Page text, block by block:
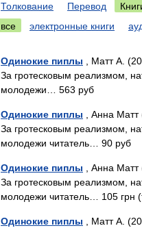
Толкование Перевод
все
электронные книги
Одинокие пиплы , Матт А.
За гротесковым реализмом,
молодежи… 563 руб
Одинокие пиплы , Анна Матт
За гротесковым реализмом,
молодежи читатель… 90 руб
Одинокие пиплы , Анна Матт
За гротесковым реализмом,
молодежи читатель… 105 грн
Одинокие пиплы , Матт А.